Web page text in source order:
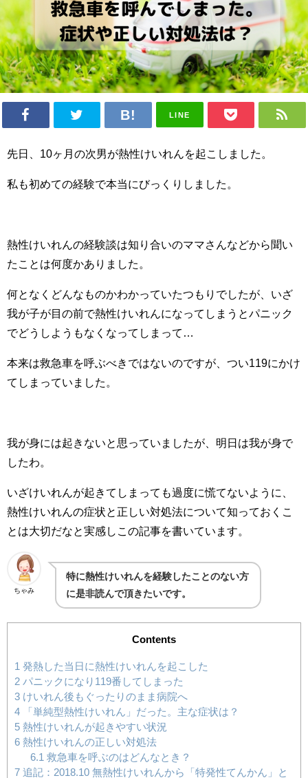
LINE
先日、10ヶ月の次男が熱性けいれんを起こしました。
私も初めての経験で本当にびっくりしました。
熱性けいれんの経験談は知り合いのママさんなどから聞い
たことは何度かありました。
何となくどんなものかわかっていたつもりでしたが、いざ
我が子が目の前で熱性けいれんになってしまうとパニック
でどうしようもなくなってしまって…
本来は救急車を呼ぶべきではないのですが、つい119にかけ
てしまっていました。
我が身には起きないと思っていましたが、明日は我が身で
したわ。
いざけいれんが起きてしまっても過度に慌てないように、
熱性けいれんの症状と正しい対処法について知っておくこ
とは大切だなと実感しこの記事を書いています。
ちゃみ
特に熱性けいれんを経験したことのない方
に是非読んで頂きたいです。
Contents
1 発熱した当日に熱性けいれんを起こした
2 パニックになり119番してしまった
3 けいれん後もぐったりのまま病院へ
4 「単純型熱性けいれん」だった。主な症状は？
5 熱性けいれんが起きやすい状況
6 熱性けいれんの正しい対処法
6.1 救急車を呼ぶのはどんなとき？
7 追記：2018.10 無熱性けいれんから「特発性てんかん」と